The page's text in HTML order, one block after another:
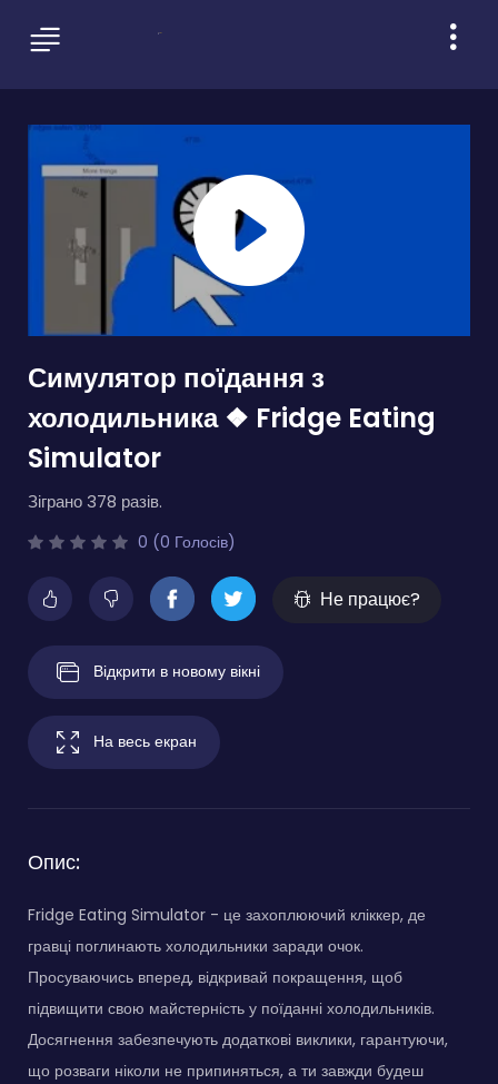
Симулятор поїдання з
холодильника ❖ Fridge Eating
Simulator
Зіграно 378 разів.
0 (0 Голосів)
Не працює?
Відкрити в новому вікні
На весь екран
Опис:
Fridge Eating Simulator - це захоплюючий кліккер, де
гравці поглинають холодильники заради очок.
Просуваючись вперед, відкривай покращення, щоб
підвищити свою майстерність у поїданні холодильників.
Досягнення забезпечують додаткові виклики, гарантуючи,
що розваги ніколи не припиняться, а ти завжди будеш